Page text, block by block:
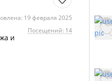
19 февраля 2025
Посещений: 14
и